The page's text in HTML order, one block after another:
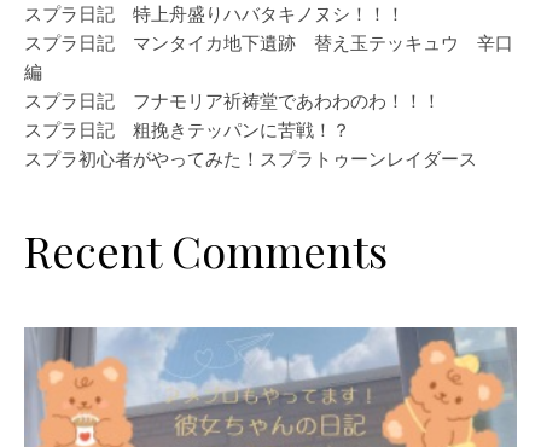
スプラ日記 特上舟盛りハバタキノヌシ！！！
スプラ日記 マンタイカ地下遺跡 替え玉テッキュウ 辛口
編
スプラ日記 フナモリア祈祷堂であわわのわ！！！
スプラ日記 粗挽きテッパンに苦戦！？
スプラ初心者がやってみた！スプラトゥーンレイダース
Recent Comments